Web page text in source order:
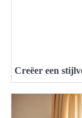
Creëer een